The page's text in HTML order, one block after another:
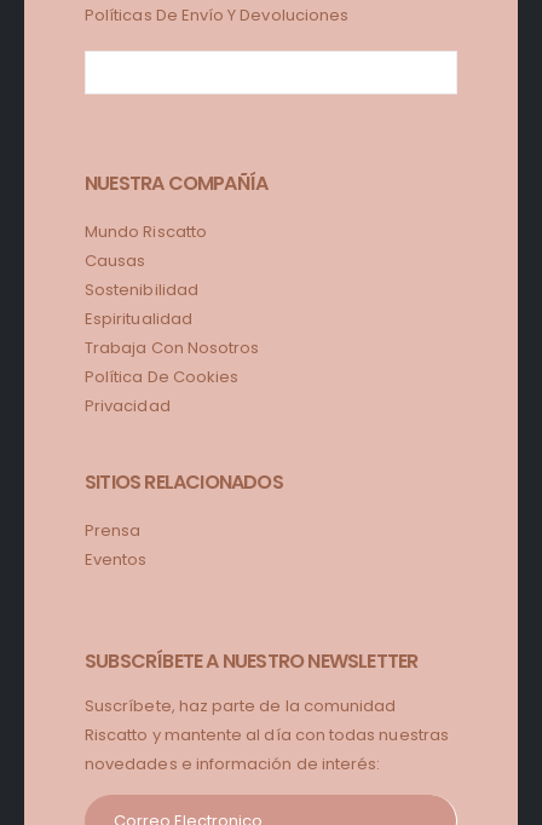
Políticas De Envío Y Devoluciones
NUESTRA COMPAÑÍA
Mundo Riscatto
Causas
Sostenibilidad
Espiritualidad
Trabaja Con Nosotros
Política De Cookies
Privacidad
SITIOS RELACIONADOS
Prensa
Eventos
SUBSCRÍBETE A NUESTRO NEWSLETTER
Suscríbete, haz parte de la comunidad
Riscatto y mantente al día con todas nuestras
novedades e información de interés: